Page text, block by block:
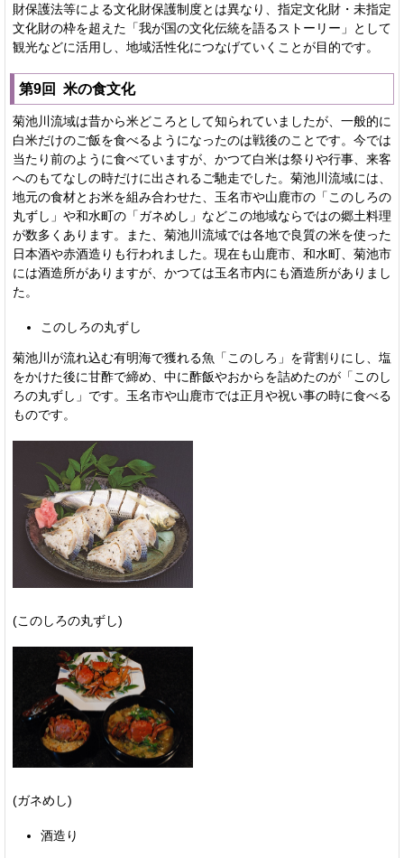
財保護法等による文化財保護制度とは異なり、指定文化財・未指定
文化財の枠を超えた「我が国の文化伝統を語るストーリー」として
観光などに活用し、地域活性化につなげていくことが目的です。
第9回 米の食文化
菊池川流域は昔から米どころとして知られていましたが、一般的に
白米だけのご飯を食べるようになったのは戦後のことです。今では
当たり前のように食べていますが、かつて白米は祭りや行事、来客
へのもてなしの時だけに出されるご馳走でした。菊池川流域には、
地元の食材とお米を組み合わせた、玉名市や山鹿市の「このしろの
丸ずし」や和水町の「ガネめし」などこの地域ならではの郷土料理
が数多くあります。また、菊池川流域では各地で良質の米を使った
日本酒や赤酒造りも行われました。現在も山鹿市、和水町、菊池市
には酒造所がありますが、かつては玉名市内にも酒造所がありまし
た。
このしろの丸ずし
菊池川が流れ込む有明海で獲れる魚「このしろ」を背割りにし、塩
をかけた後に甘酢で締め、中に酢飯やおからを詰めたのが「このし
ろの丸ずし」です。玉名市や山鹿市では正月や祝い事の時に食べる
ものです。
(このしろの丸ずし)
(ガネめし)
酒造り